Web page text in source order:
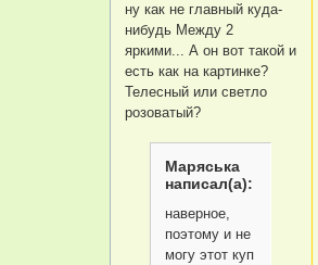
ну как не главный куда-
нибудь Между 2
яркими... А он вот такой и
есть как на картинке?
Телесный или светло
розоватый?
Маряська
написал(а):
наверное,
поэтому и не
могу этот куп